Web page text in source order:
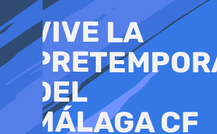
al
contenido